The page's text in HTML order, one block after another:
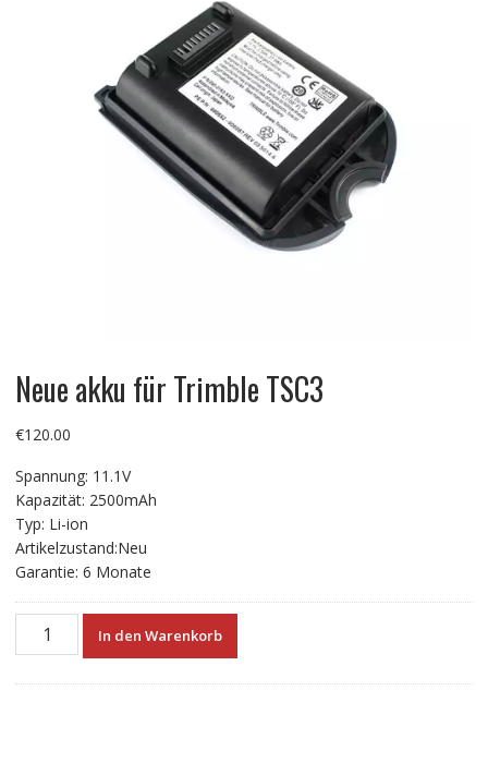
Neue akku für Trimble TSC3
€120.00
Spannung: 11.1V
Kapazität: 2500mAh
Typ: Li-ion
Artikelzustand:Neu
Garantie: 6 Monate
Neue
In den Warenkorb